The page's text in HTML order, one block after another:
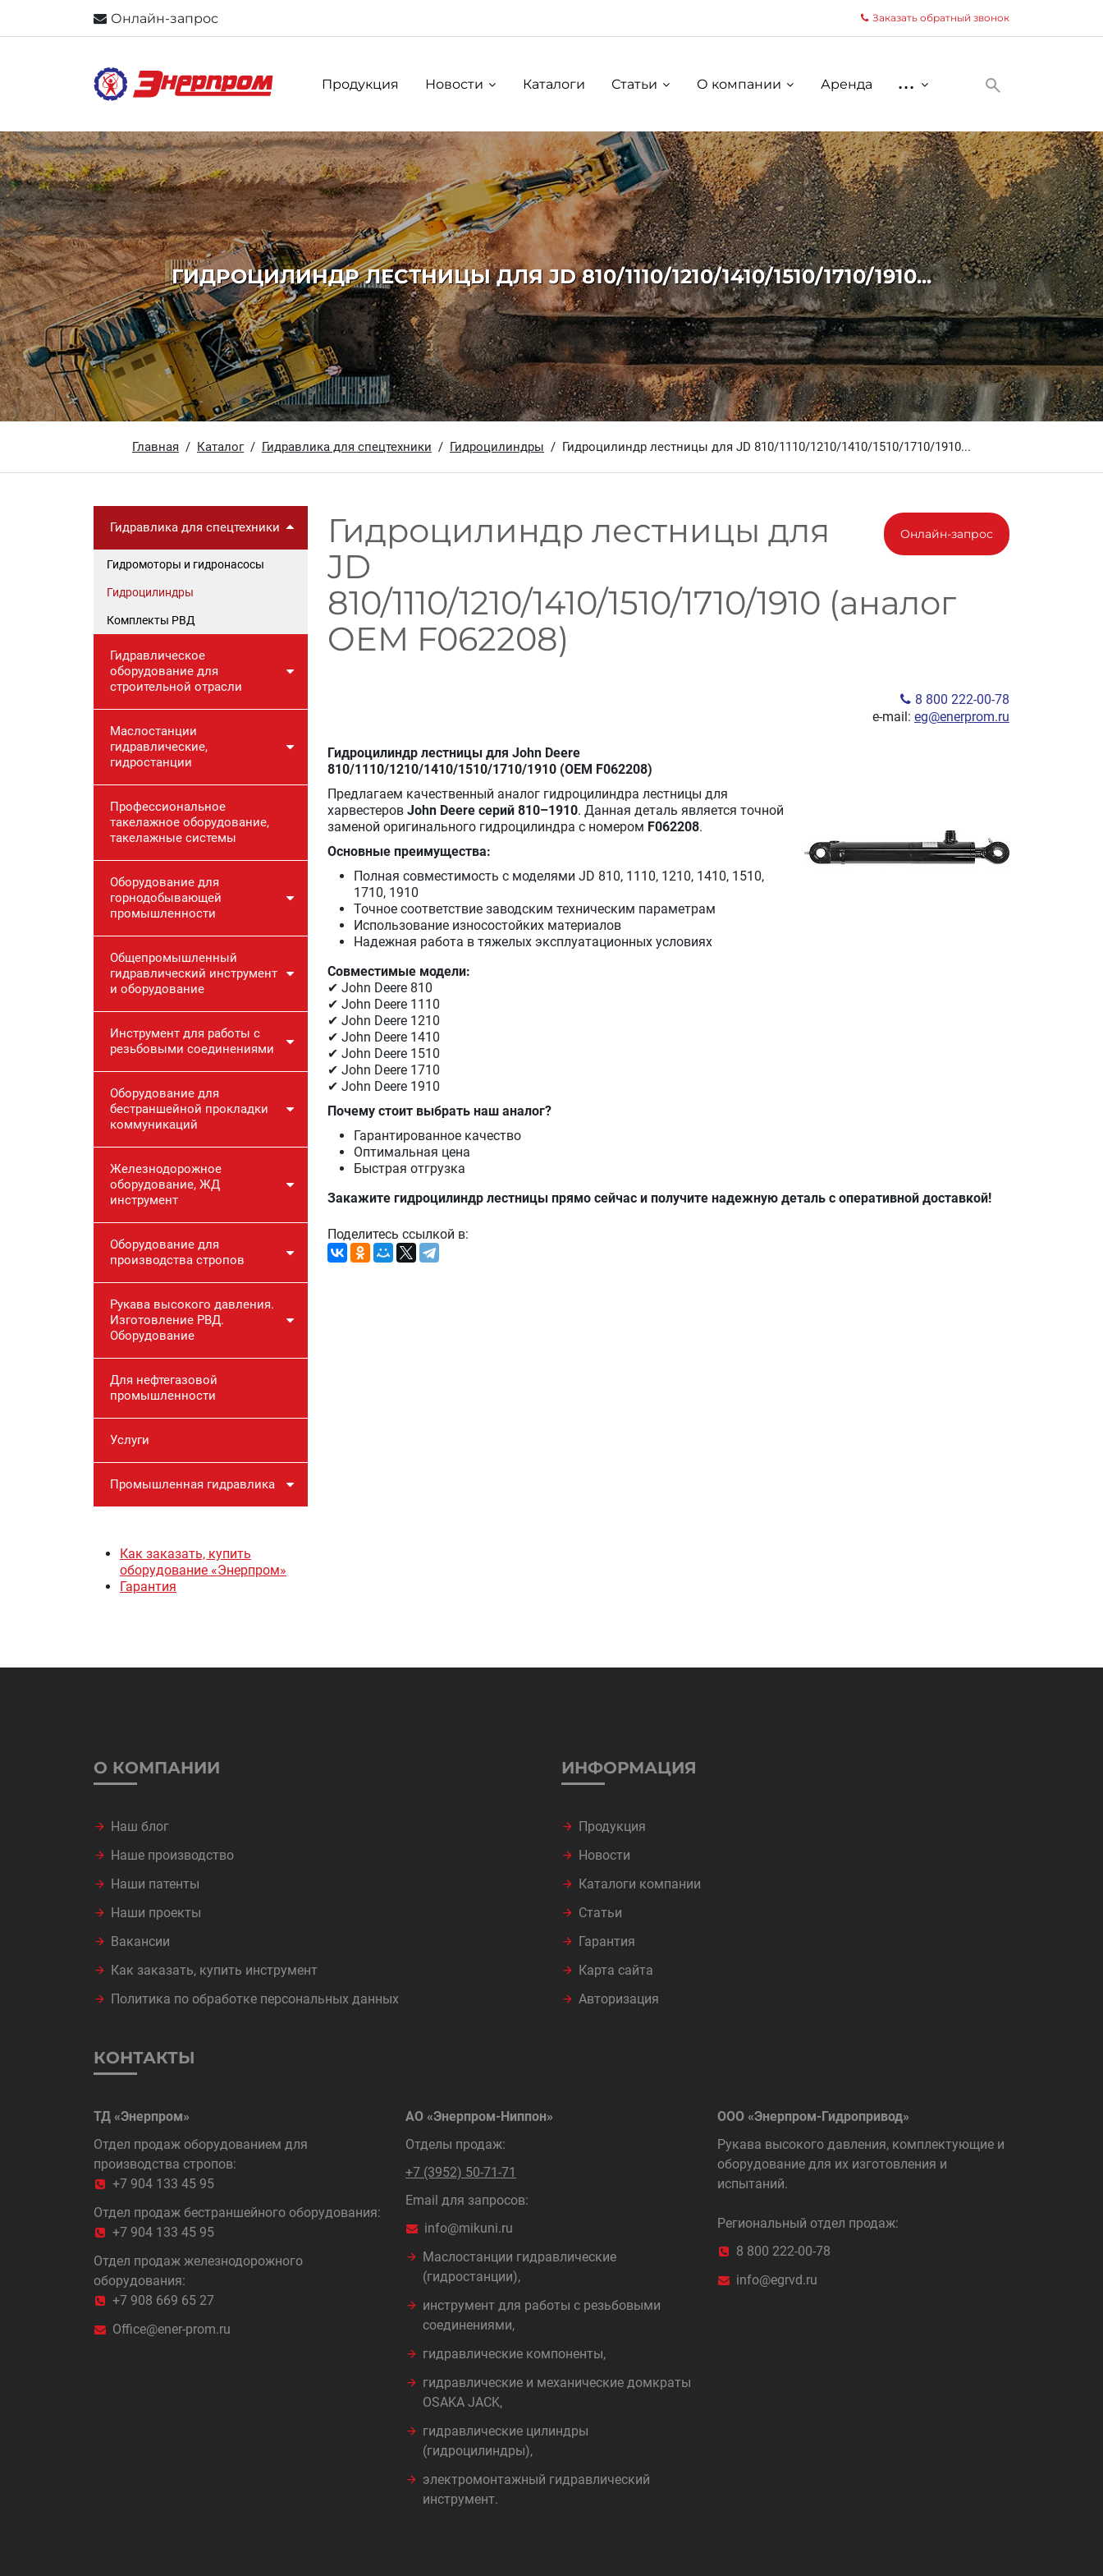
Онлайн-запрос Заказать обратный звонок
Продукция Новости Каталоги Статьи О компании Аренда ...
ГИДРОЦИЛИНДР ЛЕСТНИЦЫ ДЛЯ JD 810/1110/1210/1410/1510/1710/1910...
Главная Каталог Гидравлика для спецтехники Гидроцилиндры Гидроцилиндр лестницы для JD 810/1110/1210/1410/1510/1710/1910...
Онлайн-запрос
Гидроцилиндр лестницы для
JD
810/1110/1210/1410/1510/1710/1910 (аналог
OEM F062208)
8 800 222-00-78
e-mail: eg@enerprom.ru
Гидроцилиндр лестницы для John Deere
810/1110/1210/1410/1510/1710/1910 (OEM F062208)
Предлагаем качественный аналог гидроцилиндра лестницы для
харвестеров John Deere серий 810–1910. Данная деталь является точной
заменой оригинального гидроцилиндра с номером F062208.
Основные преимущества:
Полная совместимость с моделями JD 810, 1110, 1210, 1410, 1510,
1710, 1910
Точное соответствие заводским техническим параметрам
Использование износостойких материалов
Надежная работа в тяжелых эксплуатационных условиях
Совместимые модели:
✔ John Deere 810
✔ John Deere 1110
✔ John Deere 1210
✔ John Deere 1410
✔ John Deere 1510
✔ John Deere 1710
✔ John Deere 1910
Почему стоит выбрать наш аналог?
Гарантированное качество
Оптимальная цена
Быстрая отгрузка
Закажите гидроцилиндр лестницы прямо сейчас и получите надежную деталь с оперативной доставкой!
Поделитесь ссылкой в:
Гидравлика для спецтехники
Гидромоторы и гидронасосы
Гидроцилиндры
Комплекты РВД
Гидравлическое
оборудование для
строительной отрасли
Маслостанции
гидравлические,
гидростанции
Профессиональное
такелажное оборудование,
такелажные системы
Оборудование для
горнодобывающей
промышленности
Общепромышленный
гидравлический инструмент
и оборудование
Инструмент для работы с
резьбовыми соединениями
Оборудование для
бестраншейной прокладки
коммуникаций
Железнодорожное
оборудование, ЖД
инструмент
Оборудование для
производства стропов
Рукава высокого давления.
Изготовление РВД.
Оборудование
Для нефтегазовой
промышленности
Услуги
Промышленная гидравлика
Как заказать, купить
оборудование «Энерпром»
Гарантия
О КОМПАНИИ
Наш блог
Наше производство
Наши патенты
Наши проекты
Вакансии
Как заказать, купить инструмент
Политика по обработке персональных данных
ИНФОРМАЦИЯ
Продукция
Новости
Каталоги компании
Статьи
Гарантия
Карта сайта
Авторизация
КОНТАКТЫ
ТД «Энерпром»
Отдел продаж оборудованием для
производства стропов:
+7 904 133 45 95
Отдел продаж бестраншейного оборудования:
+7 904 133 45 95
Отдел продаж железнодорожного
оборудования:
+7 908 669 65 27
Office@ener-prom.ru
АО «Энерпром-Ниппон»
Отделы продаж:
+7 (3952) 50-71-71
Email для запросов:
info@mikuni.ru
Маслостанции гидравлические
(гидростанции),
инструмент для работы с резьбовыми
соединениями,
гидравлические компоненты,
гидравлические и механические домкраты
OSAKA JACK,
гидравлические цилиндры
(гидроцилиндры),
электромонтажный гидравлический
инструмент.
ООО «Энерпром-Гидропривод»
Рукава высокого давления, комплектующие и
оборудование для их изготовления и
испытаний.
Региональный отдел продаж:
8 800 222-00-78
info@egrvd.ru